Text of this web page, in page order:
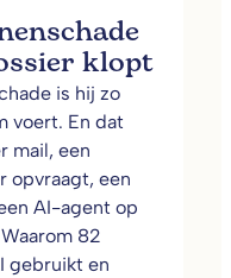
klopt
is hij zo
voert. En dat
mail, een
opvraagt, een
AI-agent op
82
gebruikt en